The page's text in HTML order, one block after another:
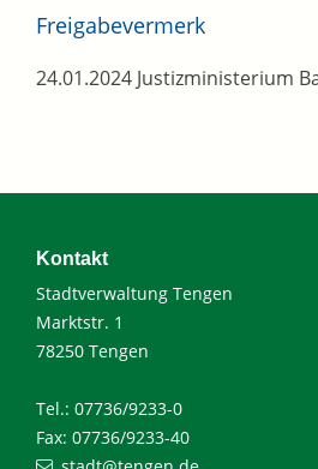
Freigabevermerk
24.01.2024 Justizministerium
Kontakt
Stadtverwaltung Tengen
Marktstr. 1
78250 Tengen
Tel.: 07736/9233-0
Fax: 07736/9233-40